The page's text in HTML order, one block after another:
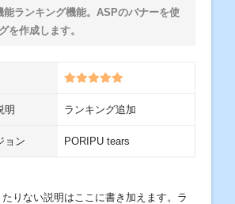
能ランキング機能。ASPのバナーを使
を作成します。
明 ランキング追加
ョン PORIPU tears
りない説明はここに書き加えます。ラ